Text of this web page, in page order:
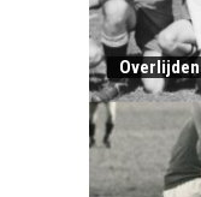
Overlijden